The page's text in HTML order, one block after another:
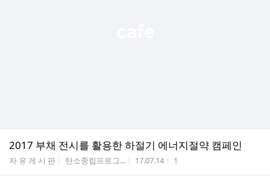
2017 부채 전시를 활용한 하절기 에너지절약 캠페인
게시판명
자 유 게 시 판 작성자
탄소중립프로그... 작성시간
17.07.14 조회수
1